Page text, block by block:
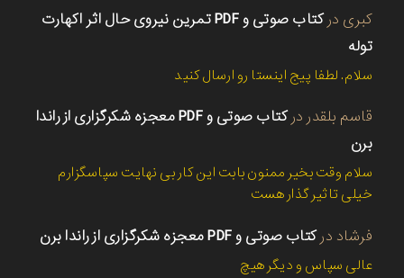
کبری در
کتاب صوتی و PDF تمرین نیروی حال اثر اکهارت
توله
سلام. لطفا پیج اینستا رو ارسال کنید
قاسم بلقدر در
کتاب صوتی و PDF معجزه شکرگزاری از راندا
برن
سلام وقت بخیر ممنون بابت این کار بی نهایت سپاسگزارم
خیلی تاثیر گذار هست
فرشاد درکتاب صوتی و PDF معجزه شکرگزاری از راندا برن
عالی سپاس و دیگر هیچ